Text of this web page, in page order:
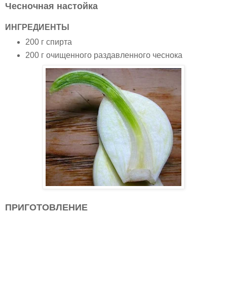
Чесночная настойка
ИНГРЕДИЕНТЫ
200 г спирта
200 г очищенного раздавленного чеснока
ПРИГОТОВЛЕНИЕ